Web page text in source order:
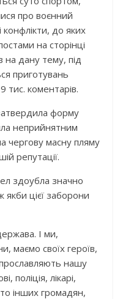
про воєнний
конфлікти, до яких
на сторінці
на дану тему, під
приготувань
тис. коментарів.
форму
неприйнятним
чергову масну пляму
репутації.
здоубла значно
цієї заборони
І ми,
маємо своїх героїв,
нашу
поліція, лікарі,
інших громадян,